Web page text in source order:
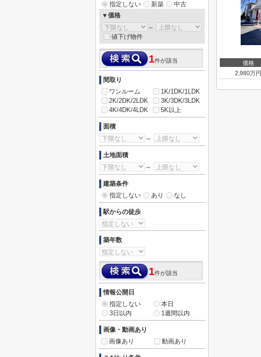
価格
2,980万円
指定しない 新築
中古
▼価格
～
値下げ物件
1件が該当
間取り
ワンルーム
1K/1DK/1LDK
2K/2DK/2LDK
3K/3DK/3LDK
4K/4DK/4LDK
5K以上
面積
～
土地面積
～
建築条件
指定しない
あり なし
駅からの徒歩
築年数
1件が該当
情報公開日
指定しない
本日
3日以内
1週間以内
画像・動画あり
画像あり
動画あり